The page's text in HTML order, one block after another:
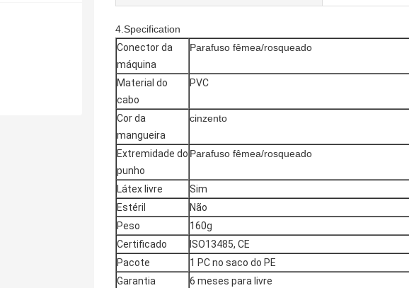
4.Specification
Conector da
máquina
Parafuso fêmea/rosqueado
Material do
cabo
PVC
Cor da
mangueira
cinzento
Extremidade do
punho
Parafuso fêmea/rosqueado
Látex livre
Sim
Estéril
Não
Peso
160g
Certificado
ISO13485, CE
Pacote
1 PC no saco do PE
Garantia
6 meses para livre